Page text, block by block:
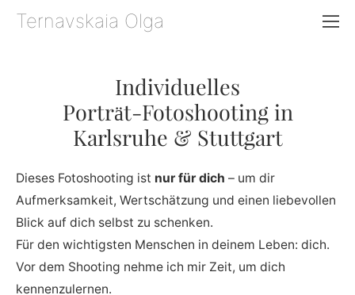
Ternavskaia Olga
Individuelles
Porträt‑Fotoshooting in
Karlsruhe & Stuttgart
Dieses Fotoshooting ist nur für dich – um dir
Aufmerksamkeit, Wertschätzung und einen liebevollen
Blick auf dich selbst zu schenken.
Für den wichtigsten Menschen in deinem Leben: dich.
Vor dem Shooting nehme ich mir Zeit, um dich
kennenzulernen.